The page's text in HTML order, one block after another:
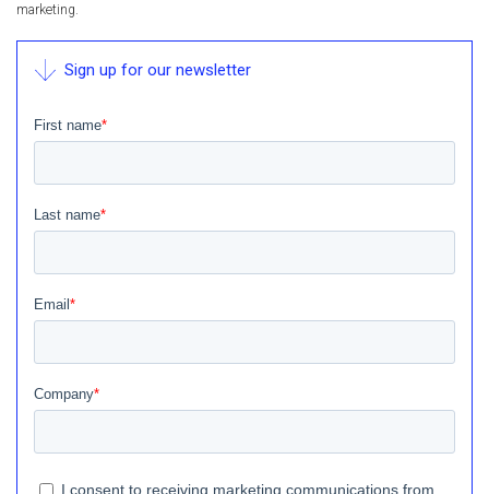
marketing.
Sign up for our newsletter